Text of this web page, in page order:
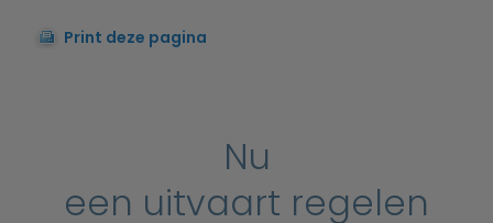
Print deze pagina
Nu
een uitvaart regelen